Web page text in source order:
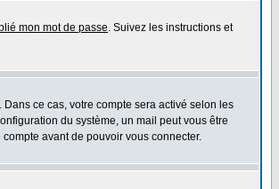
mon mot de passe. Suivez les instructions et
. Dans ce cas, votre compte sera activé selon les
du système, un mail peut vous être
avant de pouvoir vous connecter.